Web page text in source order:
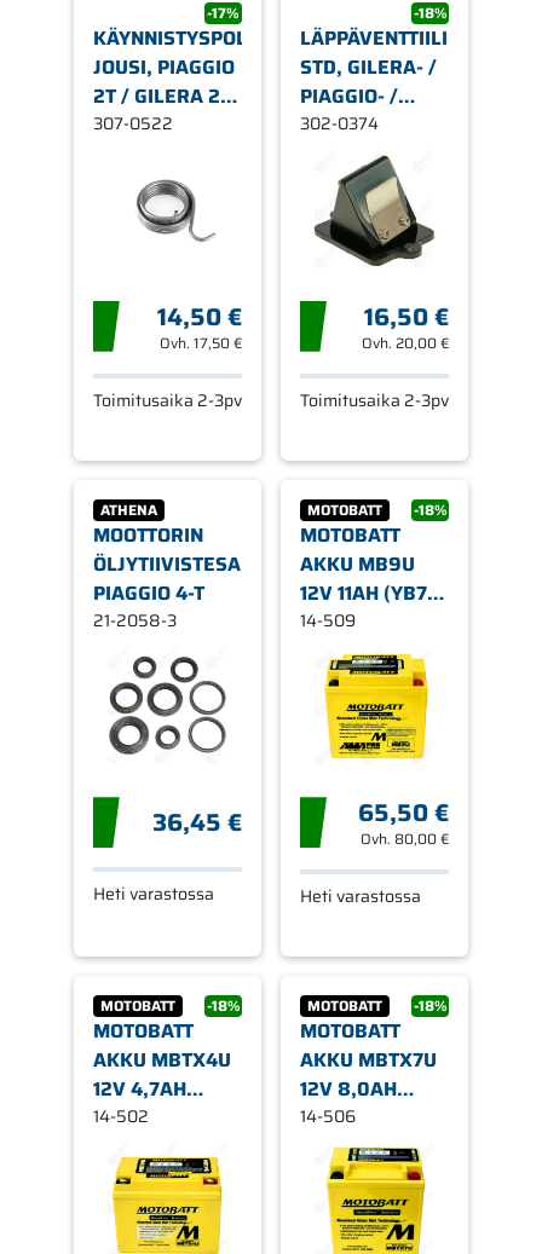
-17%
KÄYNNISTYSPOLKIMEN
JOUSI, PIAGGIO
2T / GILERA 2T
/ APRILIA 2T
307-0522
14,50 €
Ovh. 17,50 €
Toimitusaika 2-3pv
-18%
LÄPPÄVENTTIILI,
STD, GILERA- /
PIAGGIO- /
APRILIA-
SKOOTTERIT
50CC
302-0374
16,50 €
Ovh.20,00 €
Toimitusaika 2-3pv
ATHENA
MOOTTORIN
ÖLJYTIIVISTESARJA,
PIAGGIO 4-T
21-2058-3
36,45 €
Heti varastossa
MOTOBATT -18%
MOTOBATT
AKKU MB9U
12V 11AH (YB7A,
YB7AA, YB7LA,
YB7LB, YB9A)
14-509
65,50 €
Ovh. 80,00 €
Heti varastossa
MOTOBATT -18%
MOTOBATT
AKKU MBTX4U
12V 4,7AH
(YTX4L-BS,
14-502
MOTOBATT -18%
MOTOBATT
AKKU MBTX7U
12V 8,0AH
(YTX7LBS)
14-506